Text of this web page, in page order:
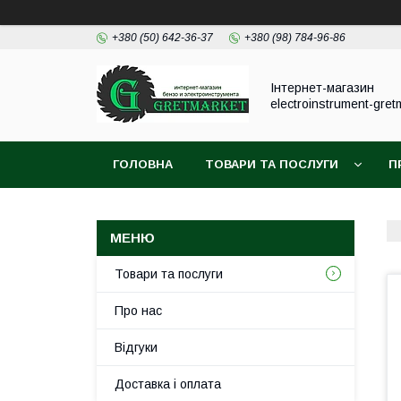
+380 (50) 642-36-37 +380 (98) 784-96-86
Інтернет-магазин
electroinstrument-
ГОЛОВНА ТОВАРИ ТА ПОСЛУГИ
Товари та послуги
Про нас
Відгуки
Доставка і оплата